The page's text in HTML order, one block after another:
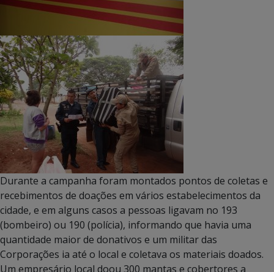
Durante a campanha foram montados pontos de coletas e
recebimentos de doações em vários estabelecimentos da
cidade, e em alguns casos a pessoas ligavam no 193
(bombeiro) ou 190 (polícia), informando que havia uma
quantidade maior de donativos e um militar das
Corporações ia até o local e coletava os materiais doados.
Um empresário local doou 300 mantas e cobertores a